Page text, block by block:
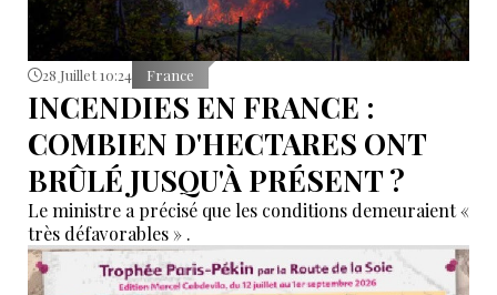
28 Juillet 10:24 France
INCENDIES EN FRANCE :
COMBIEN D'HECTARES ONT
BRÛLÉ JUSQU'À PRÉSENT ?
Le ministre a précisé que les conditions demeuraient «
très défavorables » .